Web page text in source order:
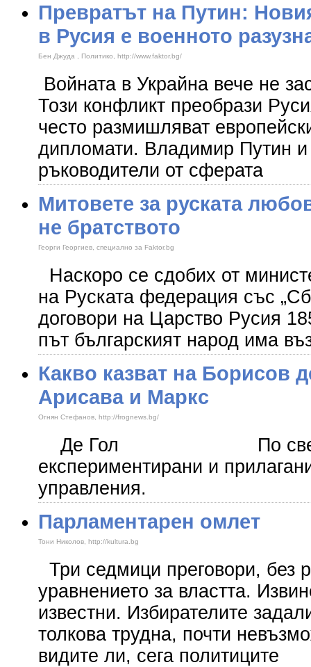
Превратът на Путин:
в Русия е военното
Бен Джуда , Политико, http://www.faktor.bg/
Войната в Украйна вече не
Този конфликт преобрази
често размишляват
дипломати. Владимир Путин и
ръководители от сферата
Митовете за руската
не братството
Георги Георгиев, специално за Faktor.bg
Наскоро се сдобих от
на Руската федерация със
договори на Царство Русия
път българският народ има
Какво казват на Борисов
Арисава и Маркс
Огнян Стефанов, http://frognews.bg/
Де Гол По
експериментирани и
управления.
Парламентарен омлет
Тони Николов, http://kultura.bg
Три седмици преговори, без
уравнението за властта.
известни. Избирателите
толкова трудна, почти
видите ли, сега политиците